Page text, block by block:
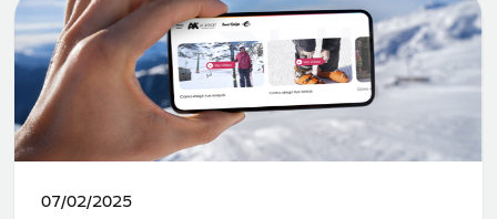
Fecha
07/02/2025